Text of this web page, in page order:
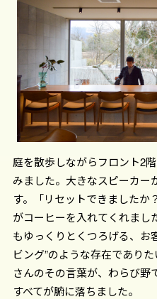
庭を散歩しながらフロント2
みました。大きなスピーカー
す。「リセットできましたか
がコーヒーを入れてくれまし
もゆっくりとくつろげる、お
ビング”のような存在であり
さんのその言葉が、わらび野
すべてが腑に落ちました。